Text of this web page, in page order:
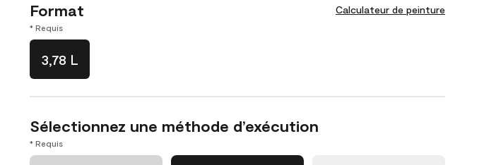
Format Calculateur de peinture
* Requis
3,78 L
Sélectionnez une méthode d’exécution
* Requis